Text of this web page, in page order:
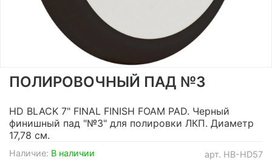
арт. НВ-HD57
Наличие: В наличии
ПОЛИРОВОЧНЫЙ ПАД №3
HD BLACK 7" FINAL FINISH FOAM PAD. Черный
финишный пад "№3" для полировки ЛКП. Диаметр
17,78 см.